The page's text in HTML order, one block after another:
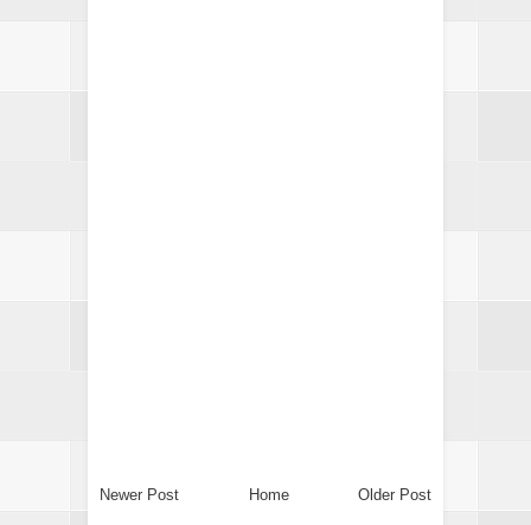
Newer Post Older Post
Home